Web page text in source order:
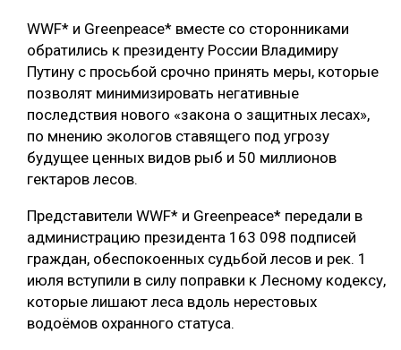
ЦИФРОВАЯ СРЕДА
БИОЭНЕРГЕТИКА
ЛЕСОВОССТАНОВЛЕНИЕ И ЗАЩИТА
ЛОГИСТИКА
ПРОИЗВОДСТВО ДРЕВЕСНЫХ ПЛИТ
КОМПЛЕКСНАЯ ПЕРЕРАБОТКА
ДЕРЕВЯННОЕ ДОМОСТРОЕНИЕ
РУБРИКИ
ТЕМАТИЧЕСКИЕ ПРОЕКТЫ
ПОДБОРКИ СТАТЕЙ
WWF* и Greenpeace* вместе со сторонниками
обратились к президенту России Владимиру
Путину с просьбой срочно принять меры, которые
позволят минимизировать негативные
последствия нового «закона о защитных лесах»,
по мнению экологов ставящего под угрозу
будущее ценных видов рыб и 50 миллионов
гектаров лесов.
Представители WWF* и Greenpeace* передали в
администрацию президента 163 098 подписей
граждан, обеспокоенных судьбой лесов и рек. 1
июля вступили в силу поправки к Лесному кодексу,
которые лишают леса вдоль нерестовых
водоёмов охранного статуса.